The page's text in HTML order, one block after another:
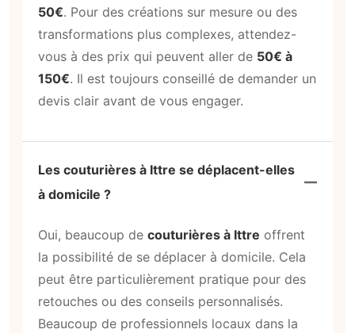
50€. Pour des créations sur mesure ou des
transformations plus complexes, attendez-
vous à des prix qui peuvent aller de 50€ à
150€. Il est toujours conseillé de demander un
devis clair avant de vous engager.
Les couturières à Ittre se déplacent-elles
à domicile ?
Oui, beaucoup de couturières à Ittre offrent
la possibilité de se déplacer à domicile. Cela
peut être particulièrement pratique pour des
retouches ou des conseils personnalisés.
Beaucoup de professionnels locaux dans la